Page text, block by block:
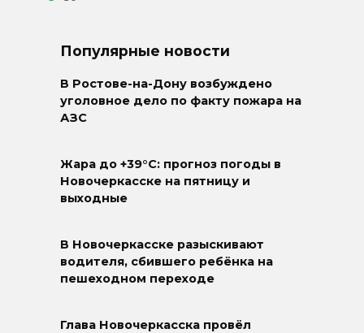
Популярные новости
В Ростове-на-Дону возбуждено
уголовное дело по факту пожара на
АЗС
Жара до +39°C: прогноз погоды в
Новочеркасске на пятницу и
выходные
В Новочеркасске разыскивают
водителя, сбившего ребёнка на
пешеходном переходе
Глава Новочеркасска провёл